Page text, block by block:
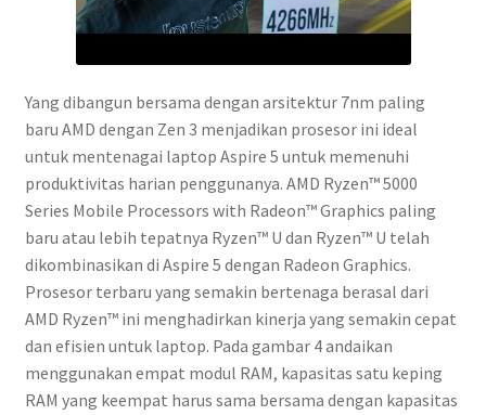
Yang dibangun bersama dengan arsitektur 7nm paling
baru AMD dengan Zen 3 menjadikan prosesor ini ideal
untuk mentenagai laptop Aspire 5 untuk memenuhi
produktivitas harian penggunanya. AMD Ryzen™ 5000
Series Mobile Processors with Radeon™ Graphics paling
baru atau lebih tepatnya Ryzen™ U dan Ryzen™ U telah
dikombinasikan di Aspire 5 dengan Radeon Graphics.
Prosesor terbaru yang semakin bertenaga berasal dari
AMD Ryzen™ ini menghadirkan kinerja yang semakin cepat
dan efisien untuk laptop. Pada gambar 4 andaikan
menggunakan empat modul RAM, kapasitas satu keping
RAM yang keempat harus sama bersama dengan kapasitas